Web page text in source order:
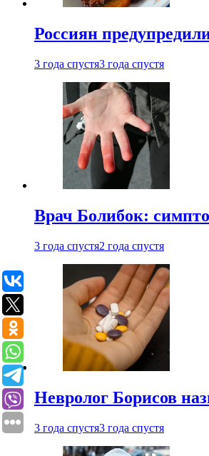
Россиян
3 года спустя3 года спустя
Врач Болибок:
3 года спустя2 года спустя
Невролог Борисов
3 года спустя3 года спустя